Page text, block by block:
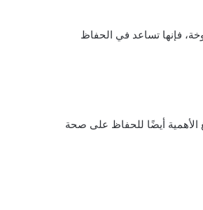
فإنها تساعد في الحفاظ
أيضًا للحفاظ على صحة